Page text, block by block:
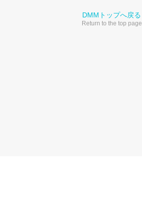
DMMトップへ戻る
Return to the top page